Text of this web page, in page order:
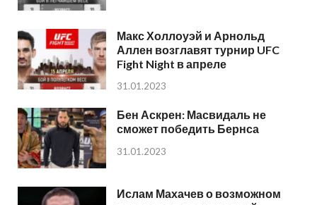
Макс Холлоуэй и Арнольд
Аллен возглавят турнир UFC
Fight Night в апреле
31.01.2023
Бен Аскрен: Масвидаль не
сможет победить Бернса
31.01.2023
Ислам Махачев о возможном